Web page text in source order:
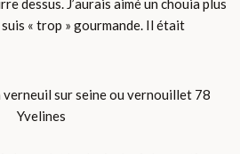
dessus. J’aurais aimé un chouia plus
suis « trop » gourmande. Il était